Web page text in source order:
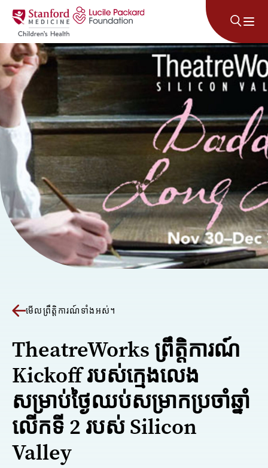
រំលងទៅមាតិកា
មើលព្រឹត្តិការណ៍ទាំងអស់។
TheatreWorks ព្រឹត្តិការណ៍
Kickoff របស់ក្មេងលេង
សម្រាប់ថ្ងៃឈប់សម្រាកប្រចាំឆ្នាំ
លើកទី 2 របស់ Silicon
Valley